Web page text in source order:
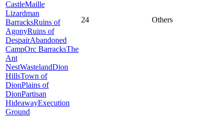
CastleMaille
Lizardman
BarracksRuins of
AgonyRuins of
DespairAbandoned
CampOrc BarracksThe
Ant
NestWastelandDion
HillsTown of
DionPlains of
DionPartisan
HideawayExecution
Ground
24 Others